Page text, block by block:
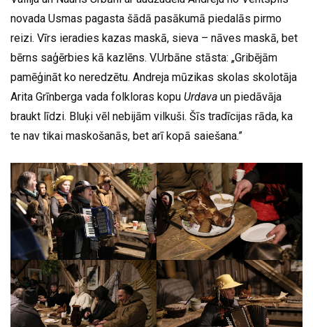
novada Usmas pagasta šādā pasākumā piedalās pirmo
reizi. Vīrs ieradies kazas maskā, sieva – nāves maskā, bet
bērns saģērbies kā kazlēns. V.Urbāne stāsta: „Gribējām
pamēģināt ko neredzētu. Andreja mūzikas skolas skolotāja
Arita Grīnberga vada folkloras kopu Urdava un piedāvāja
braukt līdzi. Bluķi vēl nebijām vilkuši. Šīs tradīcijas rāda, ka
te nav tikai maskošanās, bet arī kopā saiešana.”